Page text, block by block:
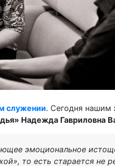
служении. Сегодня нашим
Надежда Гавриловна
эмоциональное
то есть старается не